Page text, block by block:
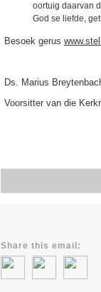
oortuig daarvan
God se liefde,
Besoek gerus
Ds. Marius
Voorsitter van die
Share this email: